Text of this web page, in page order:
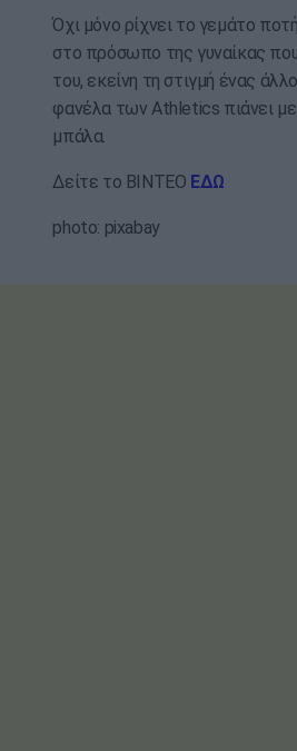
Όχι μόνο ρίχνει το γεμάτο
στο πρόσωπο της γυναίκας
του, εκείνη τη στιγμή ένας
φανέλα των Athletics πιάνει με
μπάλα.
Δείτε το ΒΙΝΤΕΟ ΕΔΩ
photo: pixabay